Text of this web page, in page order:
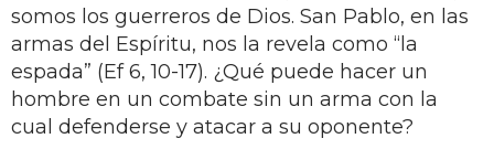
somos los guerreros de Dios. San Pablo, en las
armas del Espíritu, nos la revela como “la
espada” (Ef 6, 10-17). ¿Qué puede hacer un
hombre en un combate sin un arma con la
cual defenderse y atacar a su oponente?